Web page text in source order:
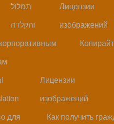
תמלול
והקלדה
Лицензии
изображений
Лицензии
изображений
для
Как получить